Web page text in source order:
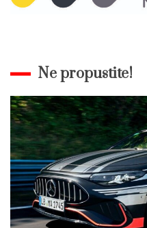
Ne propustite!